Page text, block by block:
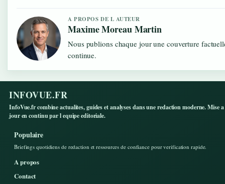
A PROPOS DE L AUTEUR
Maxime Moreau Martin
Nous publions chaque jour une couverture
continue.
INFOVUE.FR
InfoVue.fr combine actualites, guides et analyses dans une redaction moderne. Mise a
jour en continu par l equipe editoriale.
Populaire
Briefings quotidiens de redaction et ressources de confiance pour verification rapide.
A propos
Contact